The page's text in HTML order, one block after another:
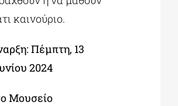
καινούριο.
Πέμπτη, 13
2024
Μουσείο